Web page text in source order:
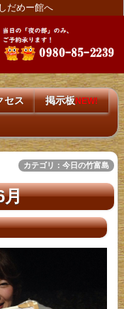
だめー館へ
セス 掲示板NEW!
カテゴリ：今日の竹富島
月